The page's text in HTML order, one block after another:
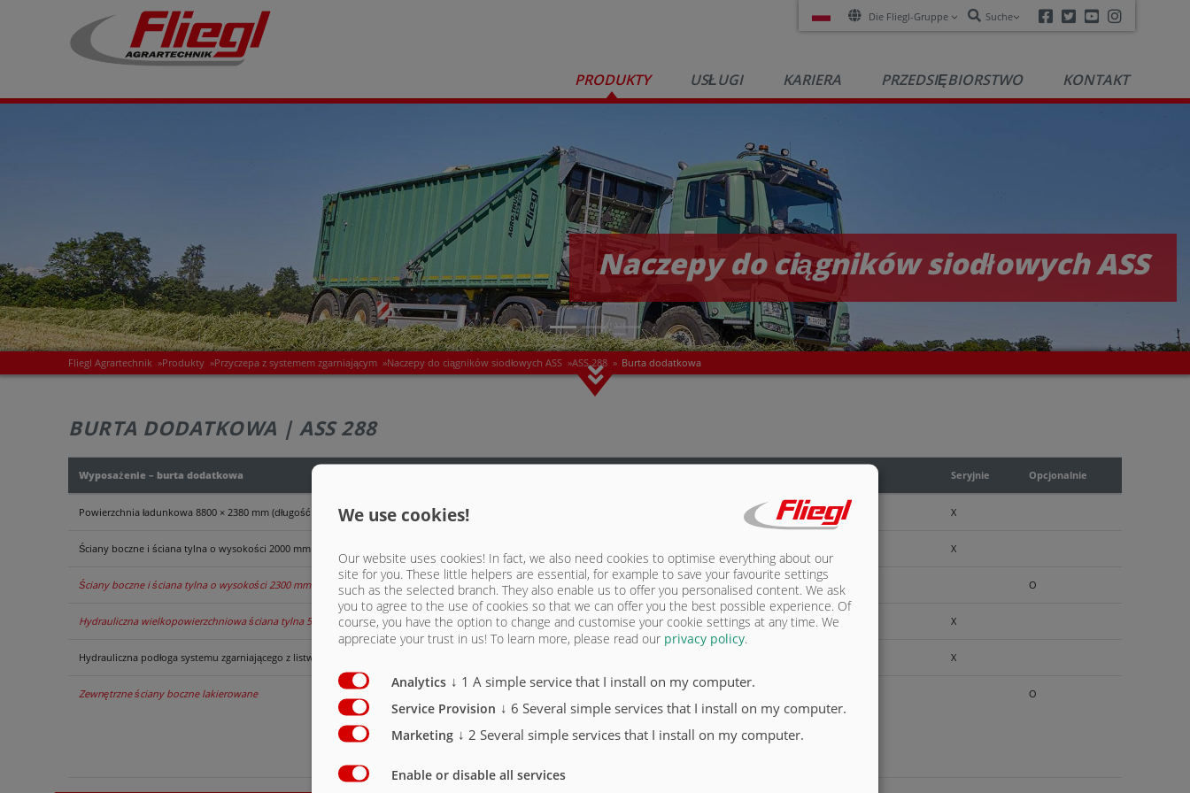
Die Fliegl-Gruppe Suche Facebook
TwitterYoutube
PRODUKTY USŁUGI KARIERA PRZEDSIĘBIORSTWO KONTAKT
Naczepy do ciągników siodłowych ASS
Fliegl Agrartechnik »Produkty »Przyczepa z systemem zgarniającym »Naczepy do ciągników siodłowych ASS »ASS 288 » Burta dodatkowa
BURTA DODATKOWA | ASS 288
Wyposażenie – burta dodatkowa Seryjnie Opcjonalnie
Powierzchnia ładunkowa 8800 × 2380 mm (długość całkowita ze ścianą tylną 500 mm) X
Ściany boczne i ściana tylna o wysokości 2000 mm X
Ściany boczne i ściana tylna o wysokości 2300 mm O
Hydrauliczna wielkopowierzchniowa ściana tylna 500 mm X
Hydrauliczna podłoga systemu zgarniającego z listwami z poliuretanu na całym obwodzie, bardzo dobre uszczelnienie, prowadzenie węża (ASS) X
Zewnętrzne ściany boczne lakierowane O
We use cookies!
Our website uses cookies! In fact, we also need cookies to optimise everything about our
site for you. These little helpers are essential, for example to save your favourite settings
such as the selected branch. They also enable us to offer you personalised content. We ask
you to agree to the use of cookies so that we can offer you the best possible experience. Of
course, you have the option to change and customise your cookie settings at any time. We
appreciate your trust in us! To learn more, please read our privacy policy.
Analytics ↓ 1 A simple service that I install on my computer.
Service Provision ↓ 6 Several simple services that I install on my computer.
Marketing ↓ 2 Several simple services that I install on my computer.
Enable or disable all services